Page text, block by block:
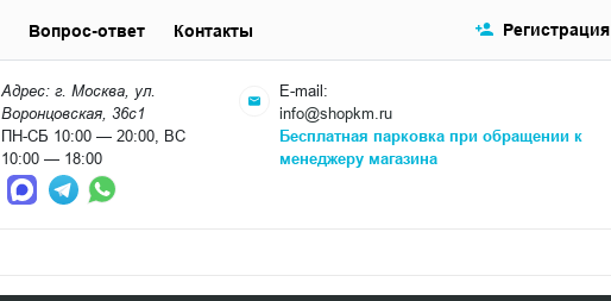
Адрес: г. Москва, ул.
Воронцовская, 36с1
ПН-СБ 10:00 — 20:00, ВС
10:00 — 18:00
E-mail:
info@shopkm.ru
Бесплатная парковка при обращении к
менеджеру магазина
Регистрация
Вопрос-ответ Контакты